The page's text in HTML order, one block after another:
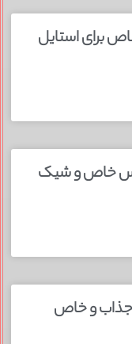
۱۵ عکس خاص برای استایل
لوکس زیبا؛ ۱۵ عکس خاص و شیک
مجلسی؛ ۱۵ مدل جذاب و خاص